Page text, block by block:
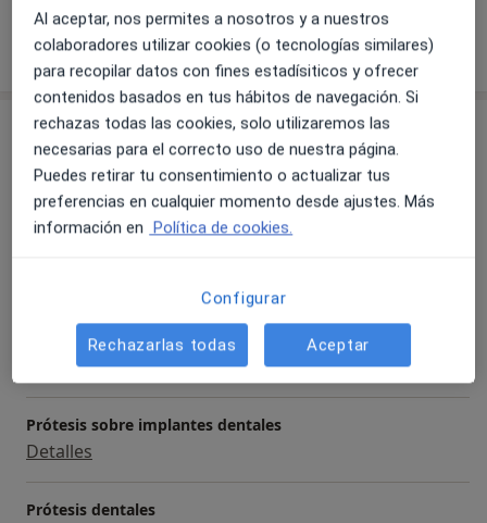
Mostrar más detalles
sobre la experiencia
Servicios y precios
Primera visita Odontología
Detalles
Reconstrucción dental
Detalles
Prótesis sobre implantes dentales
Detalles
Prótesis dentales
Al aceptar, nos permites a nosotros y a nuestros
colaboradores utilizar cookies (o tecnologías similares)
para recopilar datos con fines estadísiticos y ofrecer
contenidos basados en tus hábitos de navegación. Si
rechazas todas las cookies, solo utilizaremos las
necesarias para el correcto uso de nuestra página.
Puedes retirar tu consentimiento o actualizar tus
preferencias en cualquier momento desde ajustes. Más
información en Política de cookies.
Configurar
Rechazarlas todas Aceptar